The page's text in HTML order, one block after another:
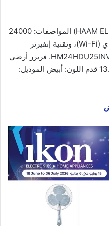
:
24000
وحدة، نظام حار/بارد، يدعم الواي فاي (Wi-Fi)، وتقنية إنفيرتر
HM24HDU25INV. فريزر أرضي
هام (HAAM ELECTRIC) السعة: 13.4 قدم اللون: أبيض الموديل: